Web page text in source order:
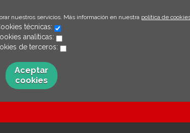
nuestros servicios. Más información en nuestra política de
técnicas:
analíticas:
de terceros:
Aceptar
cookies